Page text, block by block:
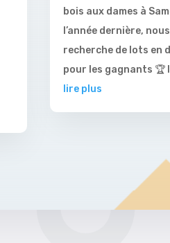
bois aux dames à
l’année dernière,
recherche de lots en
pour les gagnants 🏆
lire plus